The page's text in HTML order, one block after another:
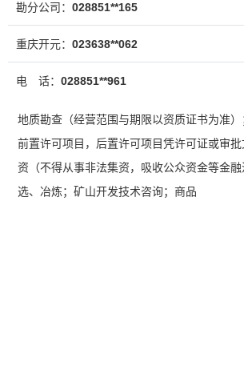
勘分公司： 028851**165
重庆开元： 023638**062
电 话： 028851**961
地质勘查（经营范围与期限以资质证书为准
前置许可项目，后置许可项目凭许可证或审
资（不得从事非法集资，吸收公众资金等金
选、冶炼；矿山开发技术咨询；商品